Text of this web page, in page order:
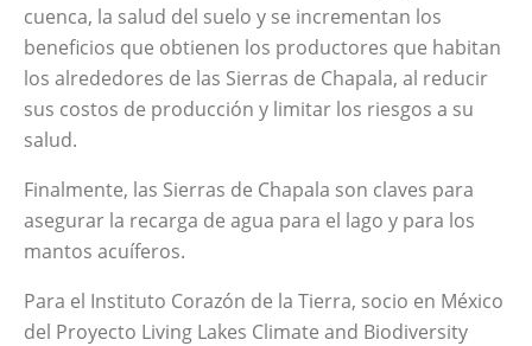
cuenca, la salud del suelo y se incrementan los
beneficios que obtienen los productores que habitan
los alrededores de las Sierras de Chapala, al reducir
sus costos de producción y limitar los riesgos a su
salud.
Finalmente, las Sierras de Chapala son claves para
asegurar la recarga de agua para el lago y para los
mantos acuíferos.
Para el Instituto Corazón de la Tierra, socio en México
del Proyecto Living Lakes Climate and Biodiversity